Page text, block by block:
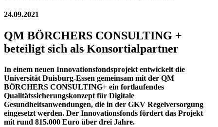
24.09.2021
QM BÖRCHERS CONSULTING +
beteiligt sich als Konsortialpartner
In einem neuen Innovationsfondsprojekt entwickelt die
Universität Duisburg-Essen gemeinsam mit der QM
BÖRCHERS CONSULTING+ ein fortlaufendes
Qualitätssicherungskonzept für Digitale
Gesundheitsanwendungen, die in der GKV Regelversorgung
eingesetzt werden. Der Innovationsfonds fördert das Projekt
mit rund 815.000 Euro über drei Jahre.